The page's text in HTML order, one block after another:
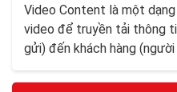
Video Content là một
video để truyền tải thông
gửi) đến khách hàng (người